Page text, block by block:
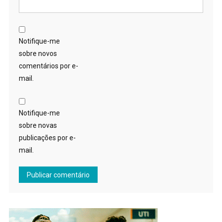
Notifique-me
sobre novos
comentários por e-
mail.
Notifique-me
sobre novas
publicações por e-
mail.